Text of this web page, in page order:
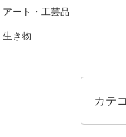
アート・工芸品
生き物
カテ